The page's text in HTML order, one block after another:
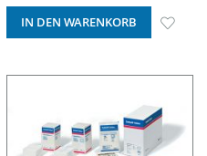
IN DEN WARENKORB ZUR